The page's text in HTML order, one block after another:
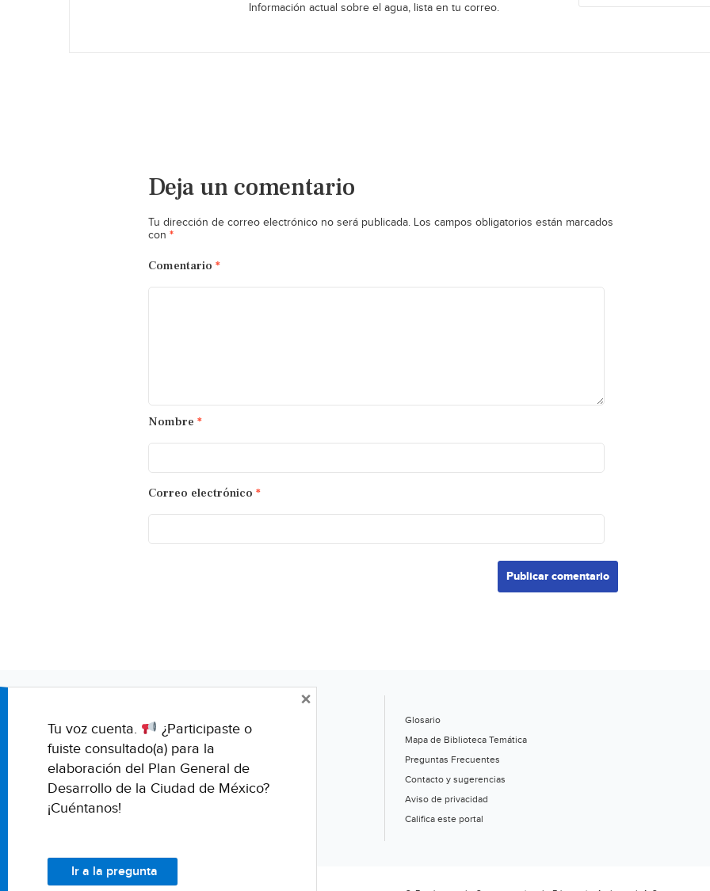
Información actual sobre el agua, lista en tu correo.
Deja un comentario
Tu dirección de correo electrónico no será publicada. Los campos obligatorios están marcados
con *
Comentario *
Nombre *
Correo electrónico *
Glosario
Mapa de Biblioteca Temática
Preguntas Frecuentes
Contacto y sugerencias
Aviso de privacidad
Califica este portal
Tu voz cuenta.
¿Participaste o
fuiste consultado(a) para la
elaboración del Plan General de
Desarrollo de la Ciudad de México?
¡Cuéntanos!
Ir a la pregunta
×